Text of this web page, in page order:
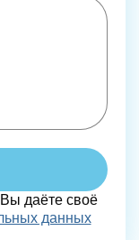
даёте своё
данных